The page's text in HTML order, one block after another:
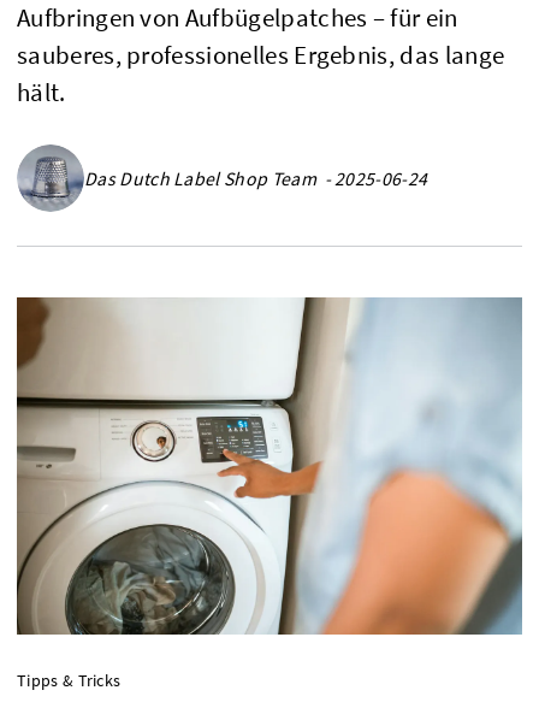
Aufbringen von Aufbügelpatches – für ein
sauberes, professionelles Ergebnis, das lange
hält.
Das Dutch Label Shop Team - 2025-06-24
Tipps & Tricks